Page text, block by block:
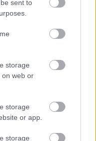
sent to
storage
on web or
storage
or app.
storage
kerül
utca 85. szám alatt
órakor kezdődik.